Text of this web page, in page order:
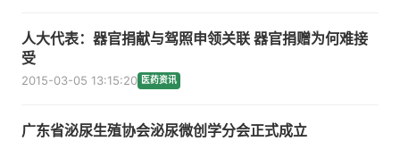
人大代表：器官捐献与驾照申领关联 器官捐赠为何难接
受
2015-03-05 13:15:20 医药资讯
广东省泌尿生殖协会泌尿微创学分会正式成立